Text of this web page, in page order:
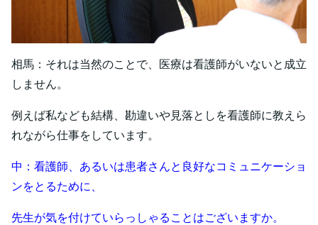
相馬：それは当然のことで、医療は看護師がいないと成立
しません。
例えば私なども結構、勘違いや見落としを看護師に教えら
れながら仕事をしています。
中：看護師、あるいは患者さんと良好なコミュニケーショ
ンをとるために、
先生が気を付けていらっしゃることはございますか。